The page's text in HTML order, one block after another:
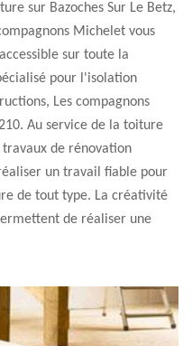
sur Bazoches Sur Le Betz,
Michelet vous
sur toute la
pour l'isolation
Les compagnons
Au service de la toiture
travaux de rénovation
un travail fiable pour
de tout type. La créativité
de réaliser une